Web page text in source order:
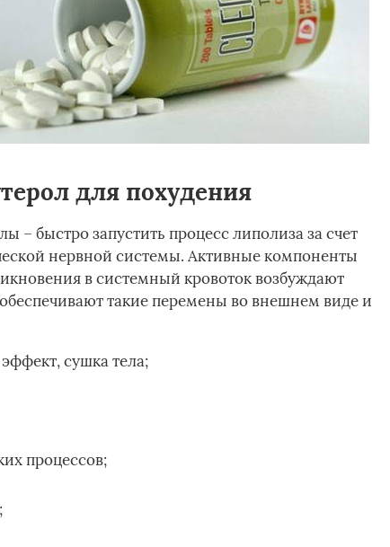
для похудения
быстро запустить процесс липолиза за счет
нервной системы. Активные компоненты
в системный кровоток возбуждают
такие перемены во внешнем виде и
сушка тела;
процессов;